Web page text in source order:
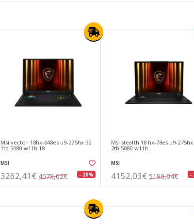
Msi vector 18hx-648es u9-275hx 32
1tb 5080 w11h 18
MSI
3262,41€ 4078,02€ - 20%
Msi stealth 18 hx-78es u9-275hx
2tb 5080 w11h
MSI
4152,03€ 5190,04€ -